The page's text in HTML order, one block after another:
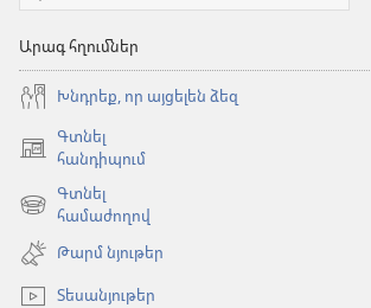
Արագ հղումներ
Խնդրեք, որ այցելեն ձեզ
Գտնել
հանդիպում
(բացվում
նոր
պատուհան)
Գտնել
համաժողով
(բացվում
նոր
պատուհան)
Թարմ նյութեր
Տեսանյութեր